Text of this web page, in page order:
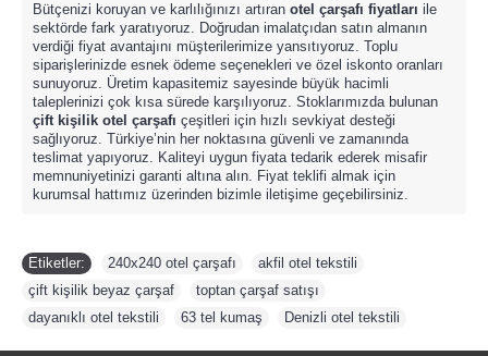
Bütçenizi koruyan ve karlılığınızı artıran otel çarşafı fiyatları ile
sektörde fark yaratıyoruz. Doğrudan imalatçıdan satın almanın
verdiği fiyat avantajını müşterilerimize yansıtıyoruz. Toplu
siparişlerinizde esnek ödeme seçenekleri ve özel iskonto oranları
sunuyoruz. Üretim kapasitemiz sayesinde büyük hacimli
taleplerinizi çok kısa sürede karşılıyoruz. Stoklarımızda bulunan
çift kişilik otel çarşafı çeşitleri için hızlı sevkiyat desteği
sağlıyoruz. Türkiye’nin her noktasına güvenli ve zamanında
teslimat yapıyoruz. Kaliteyi uygun fiyata tedarik ederek misafir
memnuniyetinizi garanti altına alın. Fiyat teklifi almak için
kurumsal hattımız üzerinden bizimle iletişime geçebilirsiniz.
Etiketler: 240x240 otel çarşafı akfil otel tekstili
çift kişilik beyaz çarşaf
toptan çarşaf satışı
dayanıklı otel tekstili
63 tel kumaş Denizli otel tekstili